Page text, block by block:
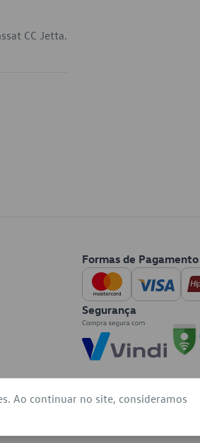
CC Jetta.
Formas de Pagamento
Segurança
Ao continuar no site, consideramos